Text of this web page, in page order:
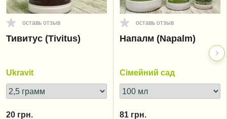
оставь отзыв
Тивитус (Tivitus)
Ukravit
20 грн.
оставь отзыв
Напалм (Napalm)
Сімейний сад
81 грн.